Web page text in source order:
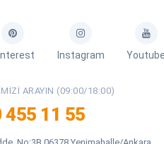
Instagram
ARAYIN (09:00/18:00)
455 11 55
No:3B 06378 Yenimahalle/Ankara